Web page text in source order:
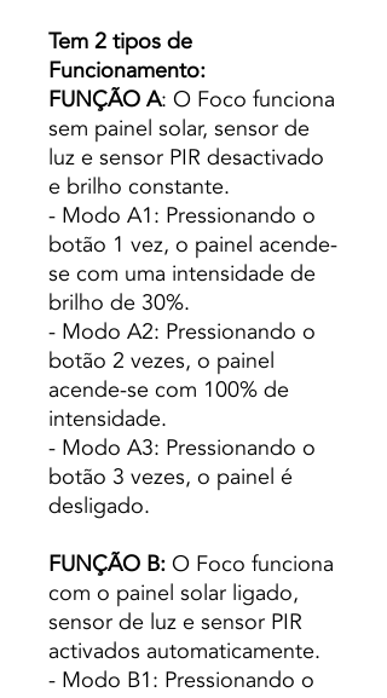
Tem 2 tipos de
Funcionamento:
FUNÇÃO A: O Foco funciona
sem painel solar, sensor de
luz e sensor PIR desactivado
e brilho constante.
- Modo A1: Pressionando o
botão 1 vez, o painel acende-
se com uma intensidade de
brilho de 30%.
- Modo A2: Pressionando o
botão 2 vezes, o painel
acende-se com 100% de
intensidade.
- Modo A3: Pressionando o
botão 3 vezes, o painel é
desligado.
FUNÇÃO B: O Foco funciona
com o painel solar ligado,
sensor de luz e sensor PIR
activados automaticamente.
- Modo B1: Pressionando o